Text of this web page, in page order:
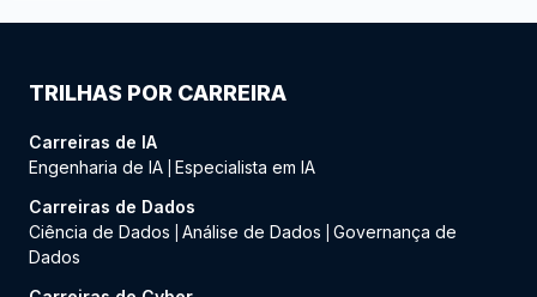
TRILHAS POR CARREIRA
Carreiras de IA
Engenharia de IA Especialista em IA
Carreiras de Dados
Ciência de Dados
Análise de Dados
Governança de
Dados